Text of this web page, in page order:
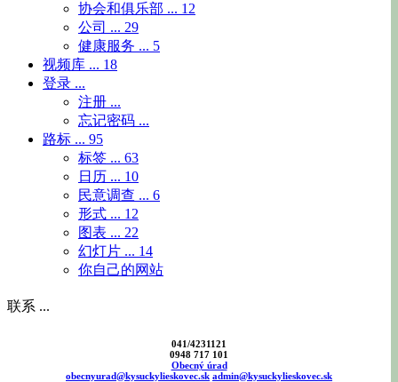
协会和俱乐部 ... 12
公司 ... 29
健康服务 ... 5
视频库 ... 18
登录 ...
注册 ...
忘记密码 ...
路标 ... 95
标签 ... 63
日历 ... 10
民意调查 ... 6
形式 ... 12
图表 ... 22
幻灯片 ... 14
你自己的网站
联系 ...
041/4231121
0948 717 101
Obecný úrad
obecnyurad@kysuckylieskovec.sk admin@kysuckylieskovec.sk